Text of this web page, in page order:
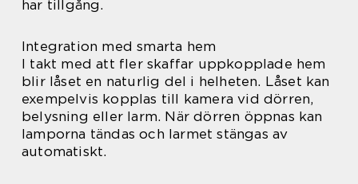
har tillgång.
Integration med smarta hem
I takt med att fler skaffar uppkopplade hem
blir låset en naturlig del i helheten. Låset kan
exempelvis kopplas till kamera vid dörren,
belysning eller larm. När dörren öppnas kan
lamporna tändas och larmet stängas av
automatiskt.